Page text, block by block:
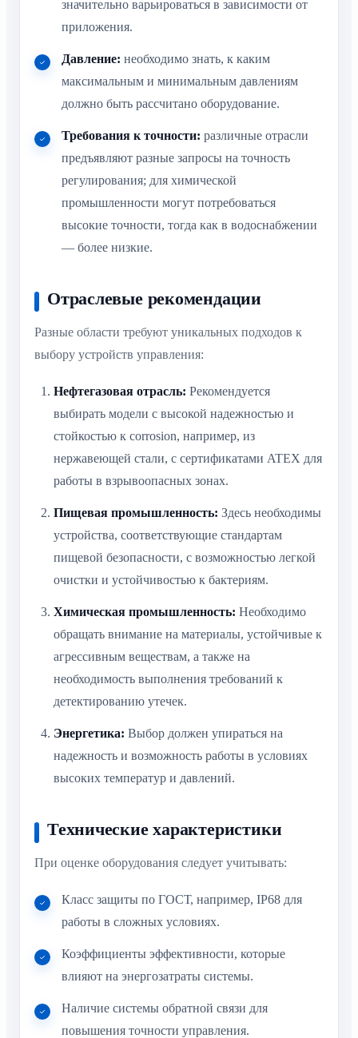
значительно варьироваться в зависимости от
приложения.
Давление: необходимо знать, к каким
максимальным и минимальным давлениям
должно быть рассчитано оборудование.
Требования к точности: различные отрасли
предъявляют разные запросы на точность
регулирования; для химической
промышленности могут потребоваться
высокие точности, тогда как в водоснабжении
— более низкие.
Отраслевые рекомендации
Разные области требуют уникальных подходов к
выбору устройств управления:
Нефтегазовая отрасль: Рекомендуется
выбирать модели с высокой надежностью и
стойкостью к corrosion, например, из
нержавеющей стали, с сертификатами ATEX для
работы в взрывоопасных зонах.
Пищевая промышленность: Здесь необходимы
устройства, соответствующие стандартам
пищевой безопасности, с возможностью легкой
очистки и устойчивостью к бактериям.
Химическая промышленность: Необходимо
обращать внимание на материалы, устойчивые к
агрессивным веществам, а также на
необходимость выполнения требований к
детектированию утечек.
Энергетика: Выбор должен упираться на
надежность и возможность работы в условиях
высоких температур и давлений.
Технические характеристики
При оценке оборудования следует учитывать:
Класс защиты по ГОСТ, например, IP68 для
работы в сложных условиях.
Коэффициенты эффективности, которые
влияют на энергозатраты системы.
Наличие системы обратной связи для
повышения точности управления.